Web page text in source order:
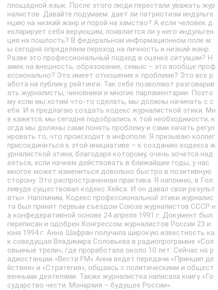
площадной язык. После этого люди перестали уважать жур
налистов. Давайте подумаем: дает ли патриотизм индульге
нцию на низкий жанр и порой на хамство? А если человек д
екларирует себя верующим, появляется ли у него индульген
ция на пошлость? В федеральном информационном поле м
ы сегодня определяем переход на личность и низкий жанр.
Разве это профессиональный подход в оценке ситуации? Н
амек на внешность, образование, семью – это вообще проф
ессионально? Это имеет отношение к проблеме? Это все р
абота на публику, рейтинги. Так себе позволяют разговарив
ать журналисты, чиновники и многие парламентарии. Поэто
му если мы хотим что-то сделать, мы должны начинать с с
ебя. И я предлагаю создать кодекс журналисткой этики. Мн
е кажется, мы сегодня подобрались к той необходимости, к
огда мы должны сами понять проблему и сами начать регул
ировать то, что происходит в инфополе. Я призываю коллег
присоединиться к этой инициативе – к созданию кодекса ж
урналисткой этики, благодаря которому, очень хочется над
еяться, если начнем действовать в ближайшие годы, у нас
многое может измениться довольно быстро в позитивную
сторону. Это распространенная практика. Я напомню, в Гол
ливуде существовал кодекс Хейса. И он давал свои результ
аты». Напомним, Кодекс профессиональной этики журналис
та был принят первым съездом Союза журналистов СССР н
а конфедеративной основе 24 апреля 1991 г. Документ был
переписан и одобрен Конгрессом журналистов России 23 и
юня 1994 г. Анна Шафран получила широкую известность ка
к соведущая Владимира Соловьева в радиопрограмме «Сол
овьиные трели», где проработала около 10 лет. Сейчас на р
адиостанции «Вести FM» Анна ведет передачи «Принцип де
йствия» и «Стратегия», общаясь с политическими и общест
венными деятелями. Также журналистка написала книгу «Го
сударство чести. Монархия – будущее России».